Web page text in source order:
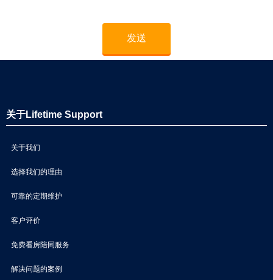
关于Lifetime Support
关于我们
选择我们的理由
可靠的定期维护
客户评价
免费看房陪同服务
解决问题的案例